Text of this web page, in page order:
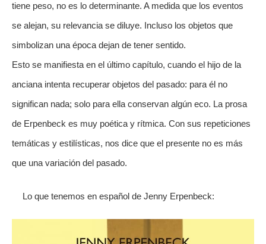
tiene peso, no es lo determinante. A medida que los eventos
se alejan, su relevancia se diluye. Incluso los objetos que
simbolizan una época dejan de tener sentido.
Esto se manifiesta en el último capítulo, cuando el hijo de la
anciana intenta recuperar objetos del pasado: para él no
significan nada; solo para ella conservan algún eco. La prosa
de Erpenbeck es muy poética y rítmica. Con sus repeticiones
temáticas y estilísticas, nos dice que el presente no es más
que una variación del pasado.
Lo que tenemos en español de Jenny Erpenbeck: